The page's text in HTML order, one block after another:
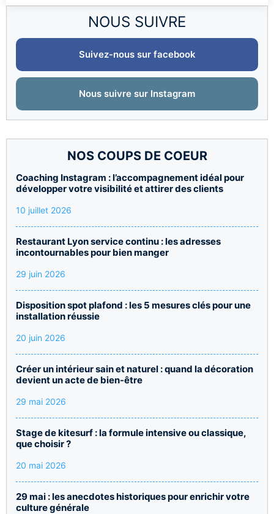
NOUS SUIVRE
Suivez-nous sur facebook
Nous suivre sur Instagram
NOS COUPS DE COEUR
Coaching Instagram : l’accompagnement idéal pour
développer votre visibilité et attirer des clients
10 juillet 2026
Restaurant Lyon service continu : les adresses
incontournables pour bien manger
29 juin 2026
Disposition spot plafond : les 5 mesures clés pour une
installation réussie
20 juin 2026
Créer un intérieur sain et naturel : quand la décoration
devient un acte de bien-être
29 mai 2026
Stage de kitesurf : la formule intensive ou classique,
que choisir ?
20 mai 2026
29 mai : les anecdotes historiques pour enrichir votre
culture générale